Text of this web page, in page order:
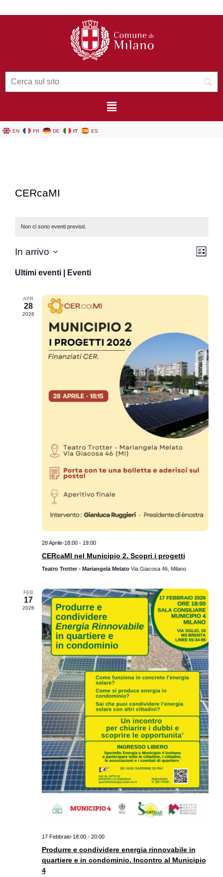
EN FR DE IT ES
CERcaMI
Non ci sono eventi previsti.
Lista
In arrivo
la
data.
Ultimi eventi | Eventi
APR
28
2026
28 Aprile-18:00- 19:00
CERcaMI nel Municipio 2. Scopri i progetti
Teatro Trotter - Mariangela Melato Via Giacosa 46, Milano
FEB
17
2026
17 Febbraio-18:00- 20:00
Produrre e condividere energia rinnovabile in
quartiere e in condominio. Incontro al Municipio
4